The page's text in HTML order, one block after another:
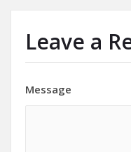
Leave a
Message